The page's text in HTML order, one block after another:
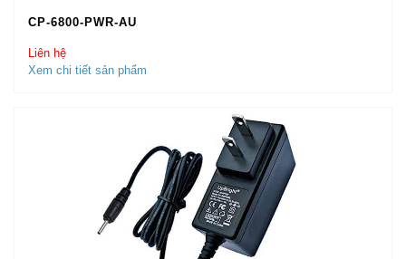
CP-6800-PWR-AU
Liên hệ
Xem chi tiết sản phẩm